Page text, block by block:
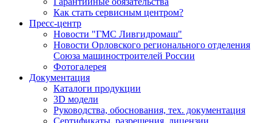
Как стать сервисным центром?
Пресс-центр
Новости "ГМС Ливгидромаш"
Новости Орловского регионального отделения
Союза машиностроителей России
Фотогалерея
Документация
Каталоги продукции
3D модели
Руководства, обоснования, тех. документация
Сертификаты, разрешения, лицензии